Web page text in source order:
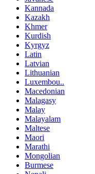
Kannada
Kazakh
Khmer
Kurdish
Kyrgyz
Latin
Latvian
Lithuanian
Luxembou..
Macedonian
Malagasy
Malay
Malayalam
Maltese
Maori
Marathi
Mongolian
Burmese